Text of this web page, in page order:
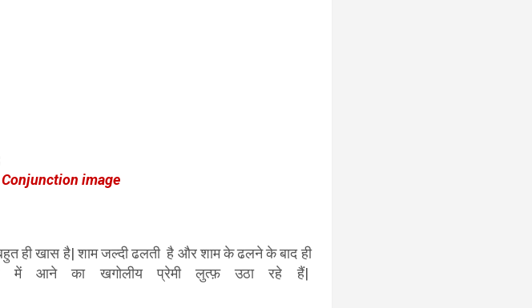
image
ही खास है| शाम जल्दी ढलती है और शाम के ढलने के बाद ही
में आने का खगोलीय प्रेमी लुत्फ़ उठा रहे हैं|